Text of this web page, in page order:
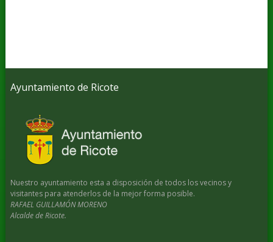
Ayuntamiento de Ricote
Nuestro ayuntamiento esta a disposición de todos los vecinos y
visitantes para atenderlos de la mejor forma posible.
RAFAEL GUILLAMÓN MORENO
Alcalde de Ricote.